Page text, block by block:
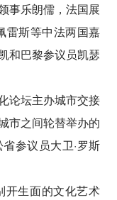
事乐朗儒，法国展
雷斯等中法两国嘉
和巴黎参议员凯瑟
坛主办城市交接
市之间轮替举办的
参议员大卫·罗斯
生面的文化艺术